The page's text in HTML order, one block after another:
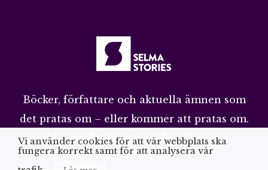
Böcker, författare och aktuella ämnen som
det pratas om – eller kommer att pratas om.
Läs om det först på SelmaStories.
Vi använder cookies för att vår webbplats ska
fungera korrekt samt för att analysera vår